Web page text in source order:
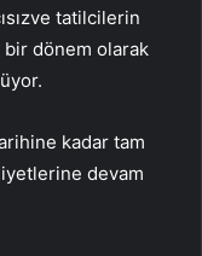
tatilcilerin
dönem olarak
kadar tam
devam